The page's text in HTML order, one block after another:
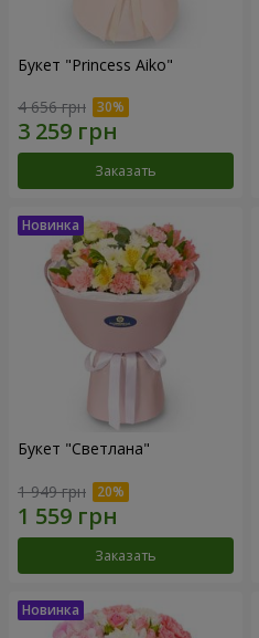
Букет "Princess Aiko"
4 656 грн
Заказать
Букет "Светлана"
1 949 грн
Заказать